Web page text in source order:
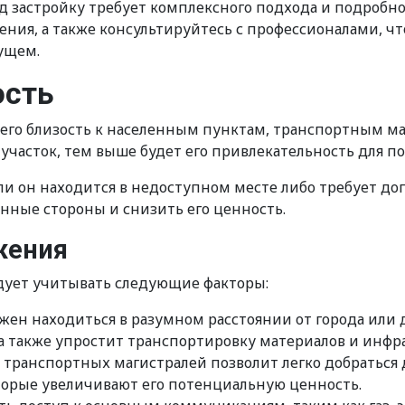
требует комплексного подхода и
а также консультируйтесь с профессионалами,
близость к населенным пунктам, транспортным
тем выше будет его привлекательность для
он находится в недоступном месте либо требует
стороны и снизить его ценность.
учитывать следующие факторы:
находиться в разумном расстоянии от города
также упростит транспортировку материалов и
магистралей позволит легко
увеличивают его потенциальную ценность.